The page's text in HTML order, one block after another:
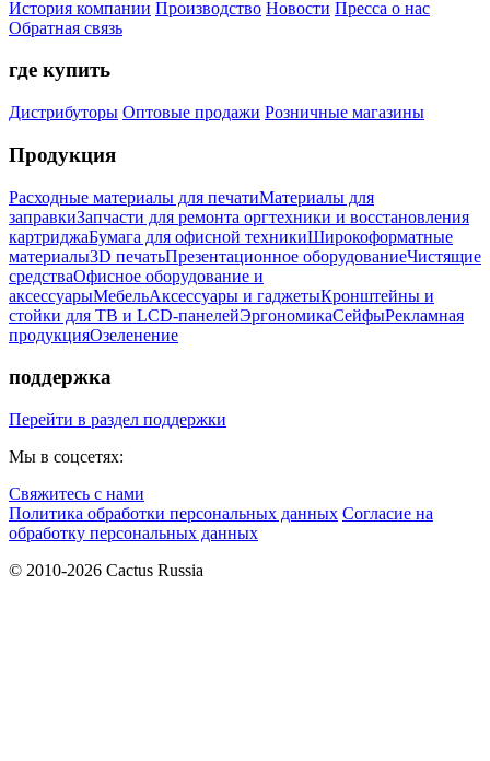
История компании Производство Новости Пресса о нас
Обратная связь
где купить
Дистрибуторы Оптовые продажи Розничные магазины
Продукция
Расходные материалы для печатиМатериалы для
заправкиЗапчасти для ремонта оргтехники и восстановления
картриджаБумага для офисной техникиШирокоформатные
материалы3D печатьПрезентационное оборудованиеЧистящие
средстваОфисное оборудование и
аксессуарыМебельАксессуары и гаджетыКронштейны и
стойки для ТВ и LCD-панелейЭргономикаСейфыРекламная
продукцияОзеленение
поддержка
Перейти в раздел поддержки
Мы в соцсетях:
Свяжитесь с нами
Политика обработки персональных данных Согласие на
обработку персональных данных
© 2010-2026 Cactus Russia